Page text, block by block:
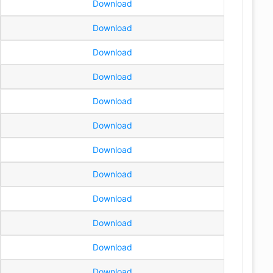
Download
Download
Download
Download
Download
Download
Download
Download
Download
Download
Download